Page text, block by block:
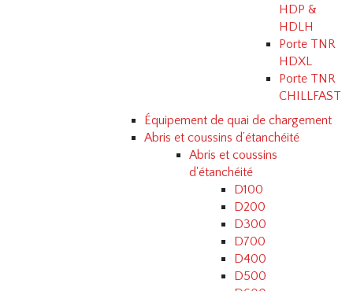
HDP &
HDLH
Porte TNR
HDXL
Porte TNR
CHILLFAST
Équipement de quai de chargement
Abris et coussins d’étanchéité
Abris et coussins
d'étanchéité
D100
D200
D300
D700
D400
D500